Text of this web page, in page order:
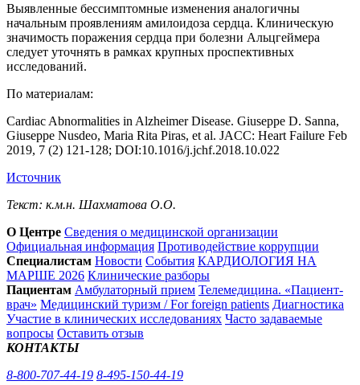
Выявленные бессимптомные изменения аналогичны
начальным проявлениям амилоидоза сердца. Клиническую
значимость поражения сердца при болезни Альцгеймера
следует уточнять в рамках крупных проспективных
исследований.
По материалам:
Cardiac Abnormalities in Alzheimer Disease. Giuseppe D. Sanna,
Giuseppe Nusdeo, Maria Rita Piras, et al. JACC: Heart Failure Feb
2019, 7 (2) 121-128; DOI:10.1016/j.jchf.2018.10.022
Источник
Текст: к.м.н. Шахматова О.О.
О Центре Сведения о медицинской организации
Официальная информация Противодействие коррупции
Специалистам Новости События КАРДИОЛОГИЯ НА
МАРШЕ 2026 Клинические разборы
Пациентам Амбулаторный прием Телемедицина. «Пациент-
врач» Медицинский туризм / For foreign patients Диагностика
Участие в клинических исследованиях Часто задаваемые
вопросы Оставить отзыв
КОНТАКТЫ
8-800-707-44-19 8-495-150-44-19